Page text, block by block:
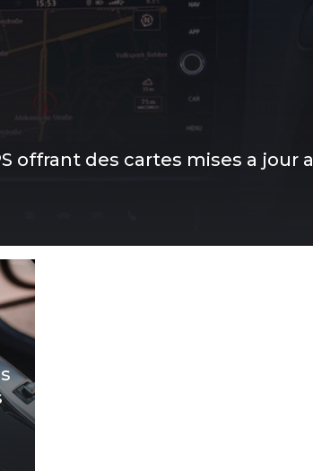
offrant des cartes mises a jour a